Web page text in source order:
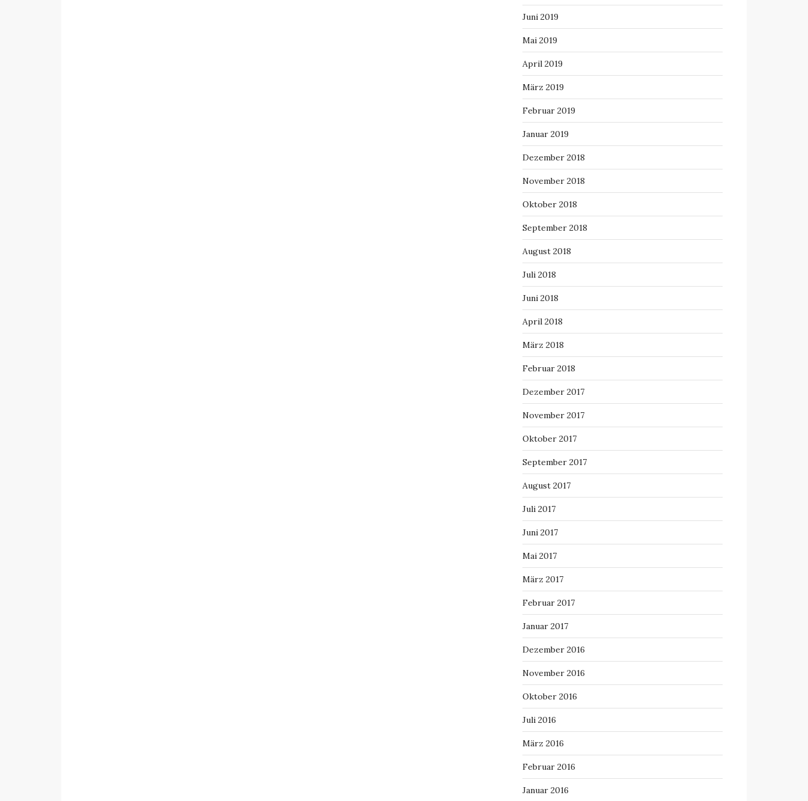
Juni 2019
Mai 2019
April 2019
März 2019
Februar 2019
Januar 2019
Dezember 2018
November 2018
Oktober 2018
September 2018
August 2018
Juli 2018
Juni 2018
April 2018
März 2018
Februar 2018
Dezember 2017
November 2017
Oktober 2017
September 2017
August 2017
Juli 2017
Juni 2017
Mai 2017
März 2017
Februar 2017
Januar 2017
Dezember 2016
November 2016
Oktober 2016
Juli 2016
März 2016
Februar 2016
Januar 2016